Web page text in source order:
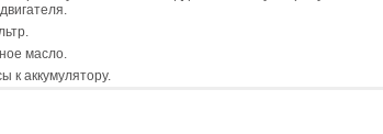
масло.
к аккумулятору.